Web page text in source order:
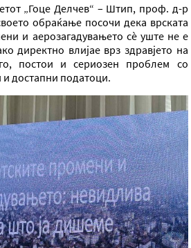
„Гоце Делчев“ – Штип, проф. д-р
обраќање посочи дека врската
и аерозагадувањето сè уште не е
директно влијае врз здравјето на
постои и сериозен проблем со
и достапни податоци.